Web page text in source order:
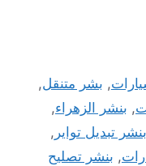
, بشر متنقل,
, بنشر الزهراء,
بنشر تبديل تواير ,
, بنشر تصليح